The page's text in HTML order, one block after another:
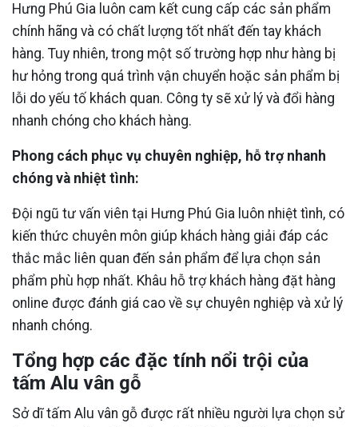
Hưng Phú Gia luôn cam kết cung cấp các sản phẩm
chính hãng và có chất lượng tốt nhất đến tay khách
hàng. Tuy nhiên, trong một số trường hợp như hàng bị
hư hỏng trong quá trình vận chuyển hoặc sản phẩm bị
lỗi do yếu tố khách quan. Công ty sẽ xử lý và đổi hàng
nhanh chóng cho khách hàng.
Phong cách phục vụ chuyên nghiệp, hỗ trợ nhanh
chóng và nhiệt tình:
Đội ngũ tư vấn viên tại Hưng Phú Gia luôn nhiệt tình, có
kiến thức chuyên môn giúp khách hàng giải đáp các
thắc mắc liên quan đến sản phẩm để lựa chọn sản
phẩm phù hợp nhất. Khâu hỗ trợ khách hàng đặt hàng
online được đánh giá cao về sự chuyên nghiệp và xử lý
nhanh chóng.
Tổng hợp các đặc tính nổi trội của
tấm Alu vân gỗ
Sở dĩ tấm Alu vân gỗ được rất nhiều người lựa chọn sử